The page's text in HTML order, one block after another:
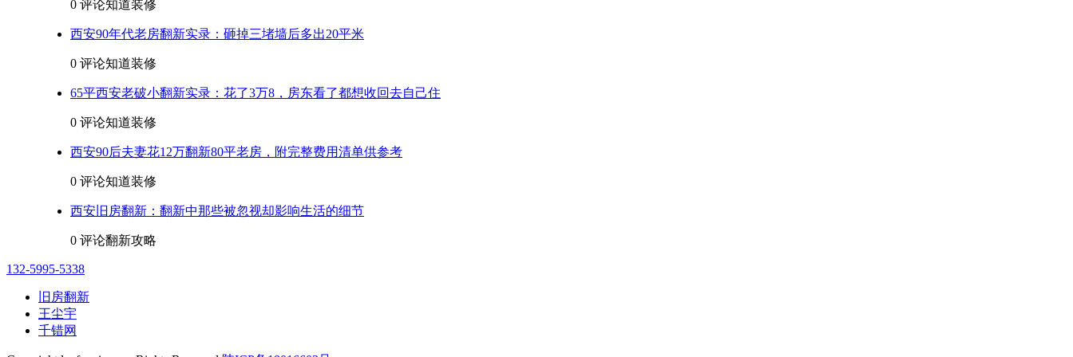
0 评论知道装修
西安90年代老房翻新实录：砸掉三堵墙后多出20平米
0 评论知道装修
65平西安老破小翻新实录：花了3万8，房东看了都想收回去自己住
0 评论知道装修
西安90后夫妻花12万翻新80平老房，附完整费用清单供参考
0 评论知道装修
西安旧房翻新：翻新中那些被忽视却影响生活的细节
0 评论翻新攻略
132-5995-5338
旧房翻新
王尘宇
千错网